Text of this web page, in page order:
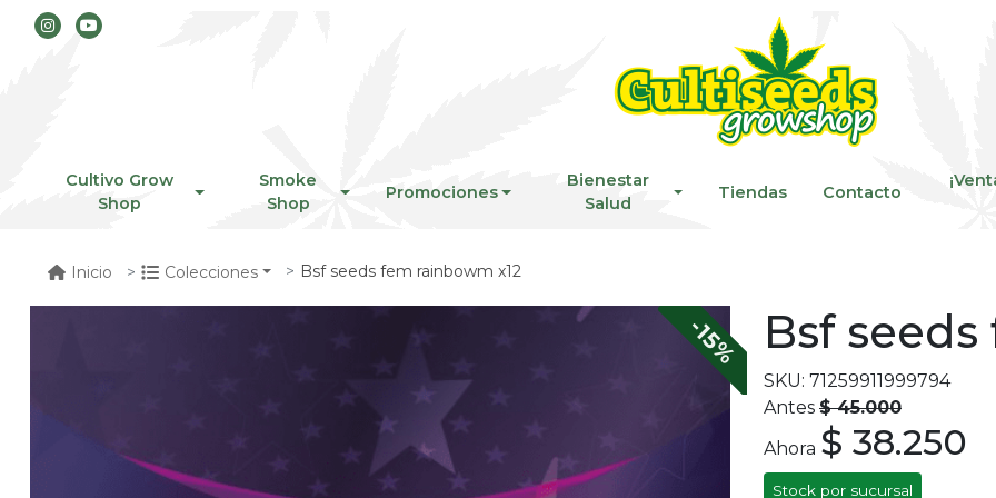
Cultivo Grow
Shop
Smoke
Shop
Promociones
Bienestar
Salud
Tiendas Contacto
Inicio Colecciones Bsf seeds fem rainbowm x12
-15% Bsf
SKU: 71259911999794
Antes $ 45.000
Ahora $ 38.250
Stock por sucursal